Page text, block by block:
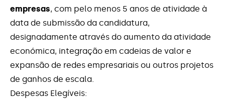
Internacionalização das PME
Linha Qualificação da Oferta
Medida +EMPREGO
Medida Emprego +TALENTO
empresas, com pelo menos 5 anos de atividade à
data de submissão da candidatura,
designadamente através do aumento da atividade
económica, integração em cadeias de valor e
expansão de redes empresariais ou outros projetos
de ganhos de escala.
Despesas Elegíveis: